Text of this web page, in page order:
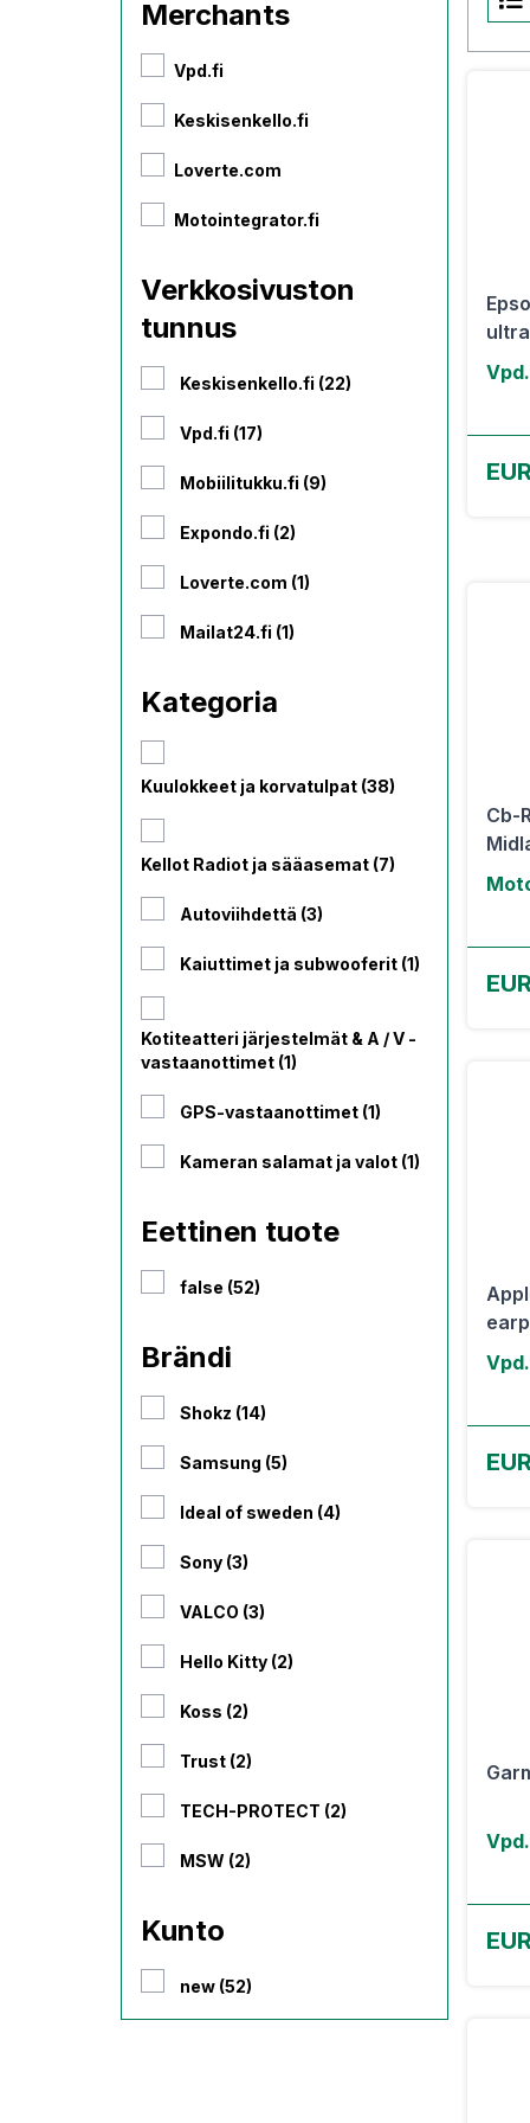
Merchants
Vpd.fi
Keskisenkello.fi
Loverte.com
Motointegrator.fi
Verkkosivuston
tunnus
Keskisenkello.fi (22)
Vpd.fi (17)
Mobiilitukku.fi (9)
Expondo.fi (2)
Loverte.com (1)
Mailat24.fi (1)
Kategoria
Kuulokkeet ja korvatulpat (38)
Kellot Radiot ja sääasemat (7)
Autoviihdettä (3)
Kaiuttimet ja subwooferit (1)
Kotiteatteri järjestelmät & A / V -
vastaanottimet (1)
GPS-vastaanottimet (1)
Kameran salamat ja valot (1)
Eettinen tuote
false (52)
Brändi
Shokz (14)
Samsung (5)
Ideal of sweden (4)
Sony (3)
VALCO (3)
Hello Kitty (2)
Koss (2)
Trust (2)
TECH-PROTECT (2)
MSW (2)
Kunto
new (52)
Cb-